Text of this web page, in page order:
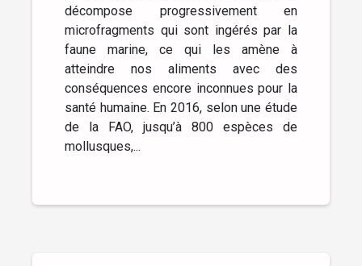
décompose progressivement en
microfragments qui sont ingérés par la
faune marine, ce qui les amène à
atteindre nos aliments avec des
conséquences encore inconnues pour la
santé humaine. En 2016, selon une étude
de la FAO, jusqu’à 800 espèces de
mollusques,...